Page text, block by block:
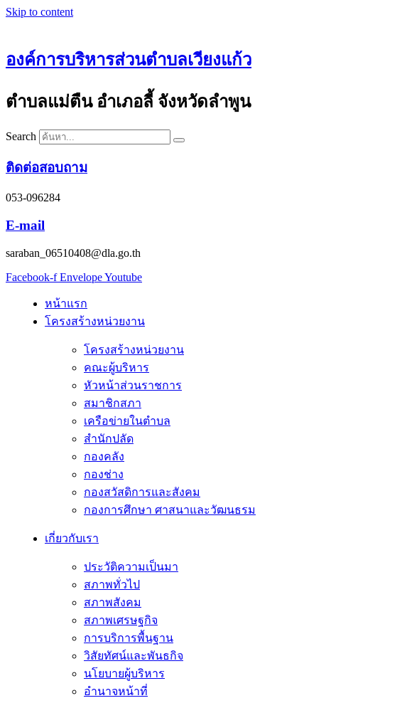
Skip to content
องค์การบริหารส่วนตำบลเวียงแก้ว
ตำบลแม่ตืน อำเภอลี้ จังหวัดลำพูน
Search
ติดต่อสอบถาม
053-096284
E-mail
saraban_06510408@dla.go.th
Facebook-f EnvelopeYoutube
หน้าแรก
โครงสร้างหน่วยงาน
โครงสร้างหน่วยงาน
คณะผู้บริหาร
หัวหน้าส่วนราชการ
สมาชิกสภา
เครือข่ายในตำบล
สำนักปลัด
กองคลัง
กองช่าง
กองสวัสดิการและสังคม
กองการศึกษา ศาสนาและวัฒนธรม
เกี่ยวกับเรา
ประวัติความเป็นมา
สภาพทั่วไป
สภาพสังคม
สภาพเศรษฐกิจ
การบริการพื้นฐาน
วิสัยทัศน์และพันธกิจ
นโยบายผู้บริหาร
อํานาจหน้าที่